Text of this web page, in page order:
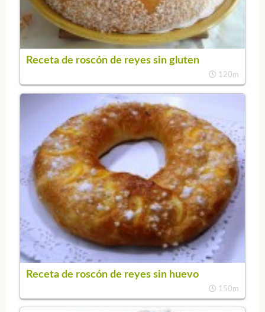
Receta de roscón de reyes sin gluten
120m
Receta de roscón de reyes sin huevo
150m